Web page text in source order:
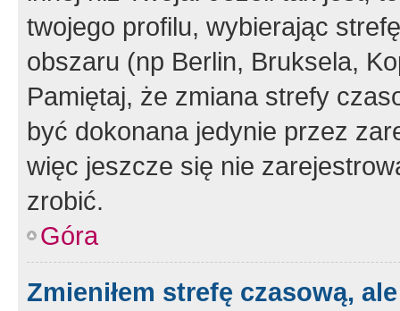
twojego profilu, wybierając
obszaru (np Berlin, Bruksela,
Pamiętaj, że zmiana strefy
być dokonana jedynie przez
więc jeszcze się nie
zrobić.
Góra
Zmieniłem strefę czasową,